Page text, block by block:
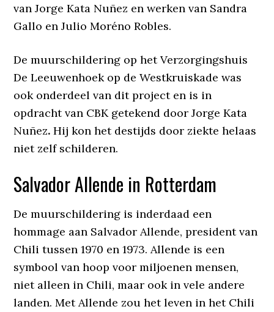
van Jorge Kata Nuñez en werken van Sandra
Gallo en Julio Moréno Robles.
De muurschildering op het Verzorgingshuis
De Leeuwenhoek op de Westkruiskade was
ook onderdeel van dit project en is in
opdracht van CBK getekend door Jorge Kata
Nuñez. Hij kon het destijds door ziekte helaas
niet zelf schilderen.
Salvador Allende in Rotterdam
De muurschildering is inderdaad een
hommage aan Salvador Allende, president van
Chili tussen 1970 en 1973. Allende is een
symbool van hoop voor miljoenen mensen,
niet alleen in Chili, maar ook in vele andere
landen. Met Allende zou het leven in het Chili